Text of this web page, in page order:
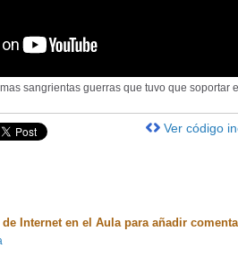
sangrientas guerras que tuvo que soportar
Ver código
Internet en el Aula para añadir